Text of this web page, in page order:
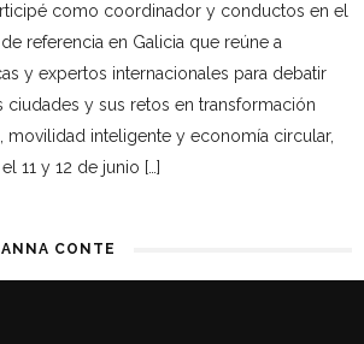
como coordinador y conductos en el
referencia en Galicia que reúne a
y expertos internacionales para debatir
y sus retos en transformación
movilidad inteligente y economía circular,
11 y 12 de junio […]
CONTE